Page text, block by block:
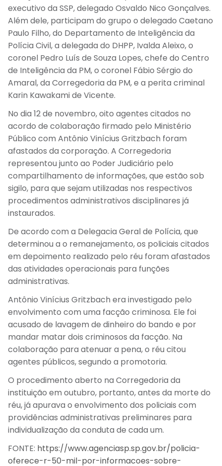
executivo da SSP, delegado Osvaldo Nico Gonçalves.
Além dele, participam do grupo o delegado Caetano
Paulo Filho, do Departamento de Inteligência da
Polícia Civil, a delegada do DHPP, Ivalda Aleixo, o
coronel Pedro Luís de Souza Lopes, chefe do Centro
de Inteligência da PM, o coronel Fábio Sérgio do
Amaral, da Corregedoria da PM, e a perita criminal
Karin Kawakami de Vicente.
No dia 12 de novembro, oito agentes citados no
acordo de colaboração firmado pelo Ministério
Público com Antônio Vinícius Gritzbach foram
afastados da corporação. A Corregedoria
representou junto ao Poder Judiciário pelo
compartilhamento de informações, que estão sob
sigilo, para que sejam utilizadas nos respectivos
procedimentos administrativos disciplinares já
instaurados.
De acordo com a Delegacia Geral de Polícia, que
determinou a o remanejamento, os policiais citados
em depoimento realizado pelo réu foram afastados
das atividades operacionais para funções
administrativas.
Antônio Vinícius Gritzbach era investigado pelo
envolvimento com uma facção criminosa. Ele foi
acusado de lavagem de dinheiro do bando e por
mandar matar dois criminosos da facção. Na
colaboração para atenuar a pena, o réu citou
agentes públicos, segundo a promotoria.
O procedimento aberto na Corregedoria da
instituição em outubro, portanto, antes da morte do
réu, já apurava o envolvimento dos policiais com
providências administrativas preliminares para
individualização da conduta de cada um.
FONTE: https://www.agenciasp.sp.gov.br/policia-
oferece-r-50-mil-por-informacoes-sobre-